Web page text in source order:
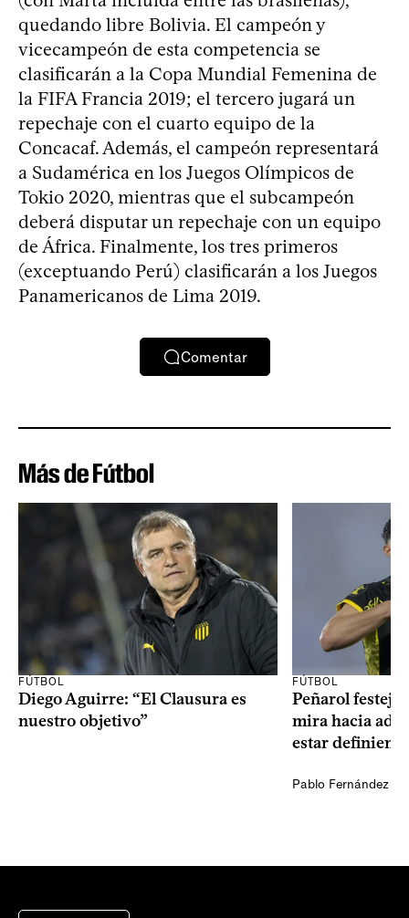
quedando libre Bolivia. El campeón y
vicecampeón de esta competencia se
clasificarán a la Copa Mundial Femenina de
la FIFA Francia 2019; el tercero jugará un
repechaje con el cuarto equipo de la
Concacaf. Además, el campeón representará
a Sudamérica en los Juegos Olímpicos de
Tokio 2020, mientras que el subcampeón
deberá disputar un repechaje con un equipo
de África. Finalmente, los tres primeros
(exceptuando Perú) clasificarán a los Juegos
Panamericanos de Lima 2019.
Comentar
Más de Fútbol
FÚTBOL
Diego Aguirre: “El Clausura es
nuestro objetivo”
FÚTBOL
Peñarol
mira hacia
estar
Pablo Fernández